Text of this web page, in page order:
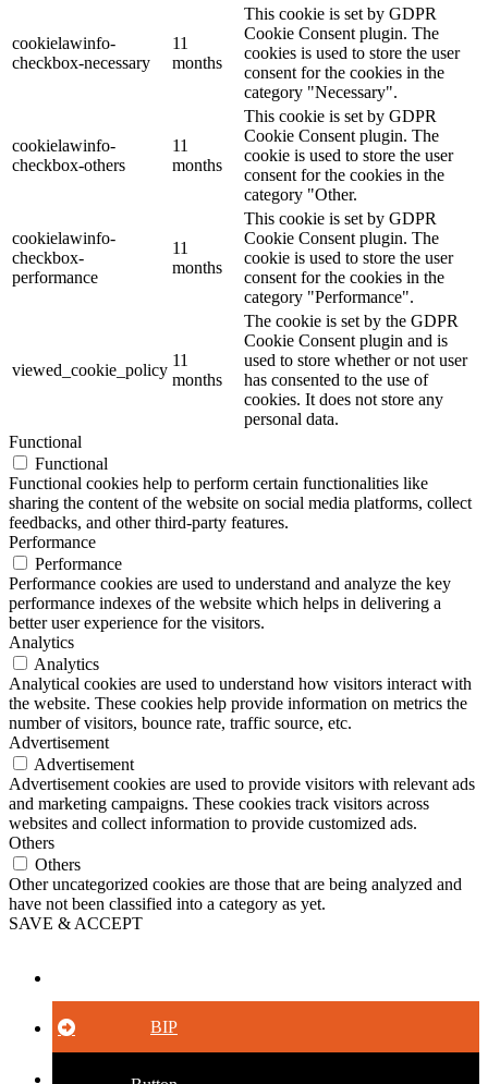
cookielawinfo-
checkbox-necessary
11
months
This cookie is set by GDPR
Cookie Consent plugin. The
cookies is used to store the user
consent for the cookies in the
category "Necessary".
cookielawinfo-
checkbox-others
11
months
This cookie is set by GDPR
Cookie Consent plugin. The
cookie is used to store the user
consent for the cookies in the
category "Other.
cookielawinfo-
checkbox-
performance
11
months
This cookie is set by GDPR
Cookie Consent plugin. The
cookie is used to store the user
consent for the cookies in the
category "Performance".
viewed_cookie_policy
11
months
The cookie is set by the GDPR
Cookie Consent plugin and is
used to store whether or not user
has consented to the use of
cookies. It does not store any
personal data.
Functional
Functional
Functional cookies help to perform certain functionalities like
sharing the content of the website on social media platforms, collect
feedbacks, and other third-party features.
Performance
Performance
Performance cookies are used to understand and analyze the key
performance indexes of the website which helps in delivering a
better user experience for the visitors.
Analytics
Analytics
Analytical cookies are used to understand how visitors interact with
the website. These cookies help provide information on metrics the
number of visitors, bounce rate, traffic source, etc.
Advertisement
Advertisement
Advertisement cookies are used to provide visitors with relevant ads
and marketing campaigns. These cookies track visitors across
websites and collect information to provide customized ads.
Others
Others
Other uncategorized cookies are those that are being analyzed and
have not been classified into a category as yet.
SAVE & ACCEPT
BIP